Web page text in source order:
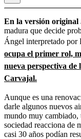
En la versión original
madura que decide
Ángel interpretado por
ocupa el primer rol,
nueva perspectiva de
Carvajal.
Aunque es una
darle algunos nuevos
mundo muy cambiado,
sociedad reacciona de
casi 30 años podían